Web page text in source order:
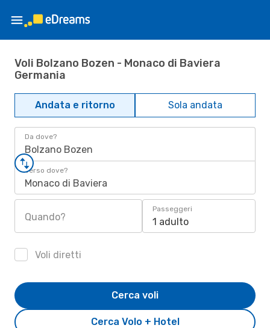
Voli Bolzano Bozen - Monaco di Baviera
Germania
Andata e ritorno Sola andata
Da dove?
Bolzano Bozen
Verso dove?
Monaco di Baviera
Quando?
Passeggeri
1 adulto
Voli diretti
Cerca Volo + Hotel
Cerca voli